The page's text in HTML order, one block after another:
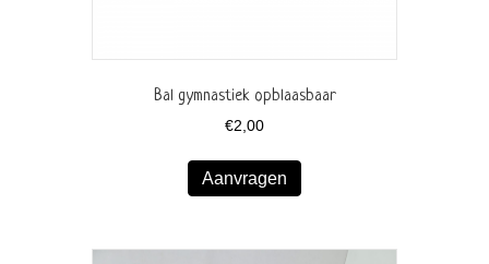
Bal gymnastiek opblaasbaar
€2,00
Aanvragen